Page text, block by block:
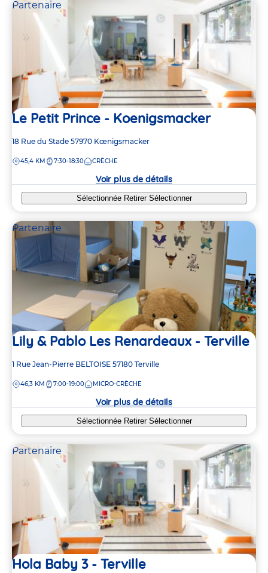
Partenaire
Le Petit Prince - Koenigsmacker
Adresse
la
18 Rue du Stade 57970 Kœnigsmacker
DISTANCE
45,4 KM 7:30-18:30 CRÈCHE
Voir plus de détails
Sélectionnée Retirer Sélectionner
Partenaire
Lily & Pablo Les Renardeaux - Terville
Adresse
la
1 Rue Jean-Pierre BELTOISE 57180 Terville
DISTANCE
46,3 KM 7:00-19:00 MICRO-CRÈCHE
Voir plus de détails
Sélectionnée Retirer Sélectionner
Partenaire
Hola Baby 3 - Terville